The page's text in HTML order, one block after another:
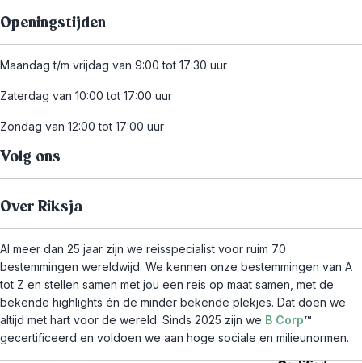
Openingstijden
Maandag t/m vrijdag van 9:00 tot 17:30 uur
Zaterdag van 10:00 tot 17:00 uur
Zondag van 12:00 tot 17:00 uur
Volg ons
Over Riksja
Al meer dan 25 jaar zijn we reisspecialist voor ruim 70
bestemmingen wereldwijd. We kennen onze bestemmingen van A
tot Z en stellen samen met jou een reis op maat samen, met de
bekende highlights én de minder bekende plekjes. Dat doen we
altijd met hart voor de wereld. Sinds 2025 zijn we B Corp™
gecertificeerd en voldoen we aan hoge sociale en milieunormen.